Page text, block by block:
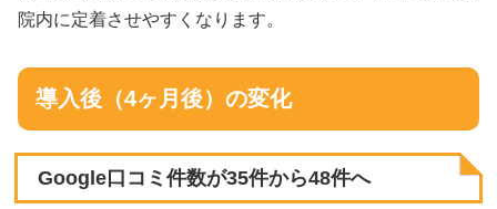
院内に定着させやすくなります。
導入後（4ヶ月後）の変化
Google口コミ件数が35件から48件へ